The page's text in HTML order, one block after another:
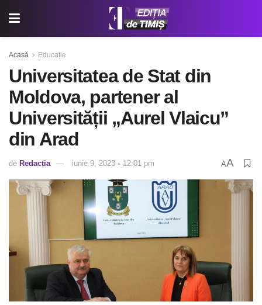
Acasă Educație
Universitatea de Stat din
Moldova, partener al
Universității „Aurel Vlaicu”
din Arad
de Redacția iunie 9, 2023 ◦ 12:01 pm AA